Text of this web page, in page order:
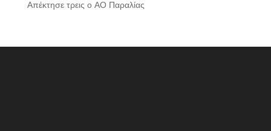
Απέκτησε τρεις ο ΑΟ Παραλίας